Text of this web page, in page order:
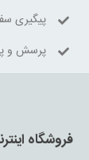
پیگیری
پرسش و
فروشگاه